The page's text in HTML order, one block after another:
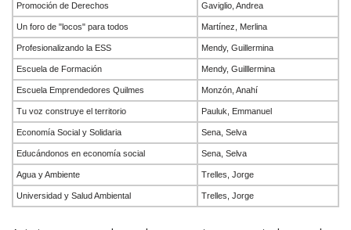
Promoción de Derechos Gaviglio, Andrea
Un foro de "locos" para todos Martínez, Merlina
Profesionalizando la ESS Mendy, Guillermina
Escuela de Formación Mendy, Guilllermina
Escuela Emprendedores Quilmes Monzón, Anahí
Tu voz construye el territorio Pauluk, Emmanuel
Economía Social y Solidaria Sena, Selva
Educándonos en economía social Sena, Selva
Agua y Ambiente Trelles, Jorge
Universidad y Salud Ambiental Trelles, Jorge